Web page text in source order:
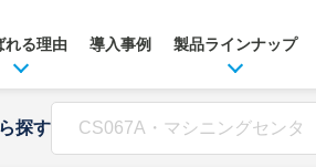
れる理由 導入事例 製品ラインナップ
探す